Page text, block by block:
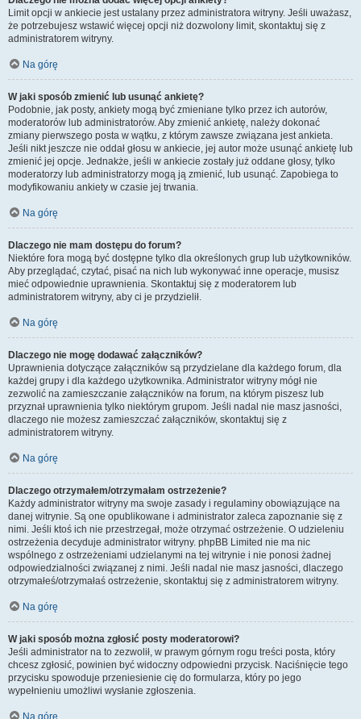
Limit opcji w ankiecie jest ustalany przez administratora witryny. Jeśli uważasz,
że potrzebujesz wstawić więcej opcji niż dozwolony limit, skontaktuj się z
administratorem witryny.
Na górę
W jaki sposób zmienić lub usunąć ankietę?
Podobnie, jak posty, ankiety mogą być zmieniane tylko przez ich autorów,
moderatorów lub administratorów. Aby zmienić ankietę, należy dokonać
zmiany pierwszego posta w wątku, z którym zawsze związana jest ankieta.
Jeśli nikt jeszcze nie oddał głosu w ankiecie, jej autor może usunąć ankietę lub
zmienić jej opcje. Jednakże, jeśli w ankiecie zostały już oddane głosy, tylko
moderatorzy lub administratorzy mogą ją zmienić, lub usunąć. Zapobiega to
modyfikowaniu ankiety w czasie jej trwania.
Na górę
Dlaczego nie mam dostępu do forum?
Niektóre fora mogą być dostępne tylko dla określonych grup lub użytkowników.
Aby przeglądać, czytać, pisać na nich lub wykonywać inne operacje, musisz
mieć odpowiednie uprawnienia. Skontaktuj się z moderatorem lub
administratorem witryny, aby ci je przydzielił.
Na górę
Dlaczego nie mogę dodawać załączników?
Uprawnienia dotyczące załączników są przydzielane dla każdego forum, dla
każdej grupy i dla każdego użytkownika. Administrator witryny mógł nie
zezwolić na zamieszczanie załączników na forum, na którym piszesz lub
przyznał uprawnienia tylko niektórym grupom. Jeśli nadal nie masz jasności,
dlaczego nie możesz zamieszczać załączników, skontaktuj się z
administratorem witryny.
Na górę
Dlaczego otrzymałem/otrzymałam ostrzeżenie?
Każdy administrator witryny ma swoje zasady i regulaminy obowiązujące na
danej witrynie. Są one opublikowane i administrator zaleca zapoznanie się z
nimi. Jeśli ktoś ich nie przestrzegał, może otrzymać ostrzeżenie. O udzieleniu
ostrzeżenia decyduje administrator witryny. phpBB Limited nie ma nic
wspólnego z ostrzeżeniami udzielanymi na tej witrynie i nie ponosi żadnej
odpowiedzialności związanej z nimi. Jeśli nadal nie masz jasności, dlaczego
otrzymałeś/otrzymałaś ostrzeżenie, skontaktuj się z administratorem witryny.
Na górę
W jaki sposób można zgłosić posty moderatorowi?
Jeśli administrator na to zezwolił, w prawym górnym rogu treści posta, który
chcesz zgłosić, powinien być widoczny odpowiedni przycisk. Naciśnięcie tego
przycisku spowoduje przeniesienie cię do formularza, który po jego
wypełnieniu umożliwi wysłanie zgłoszenia.
Na górę